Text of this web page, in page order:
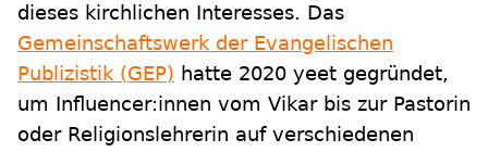
dieses kirchlichen Interesses. Das
Gemeinschaftswerk der Evangelischen
Publizistik (GEP) hatte 2020 yeet gegründet,
um Influencer:innen vom Vikar bis zur Pastorin
oder Religionslehrerin auf verschiedenen